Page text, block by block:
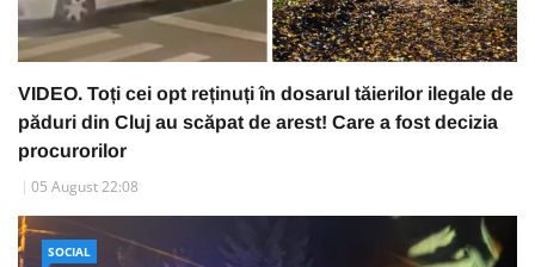
VIDEO. Toți cei opt reținuți în dosarul tăierilor ilegale de
păduri din Cluj au scăpat de arest! Care a fost decizia
procurorilor
05 August 22:08
SOCIAL